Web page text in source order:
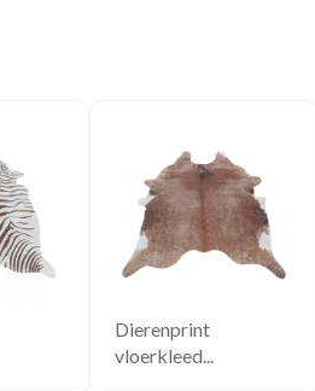
Dierenprint
vloerkleed...